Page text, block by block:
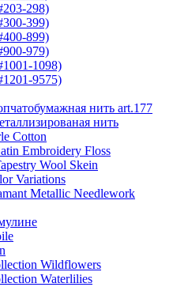
298)
399)
899)
979)
1098)
9575)
нить art.177
нить
Cotton
Embroidery Floss
Wool Skein
Variations
Metallic Needlework
Wildflowers
Waterlilies